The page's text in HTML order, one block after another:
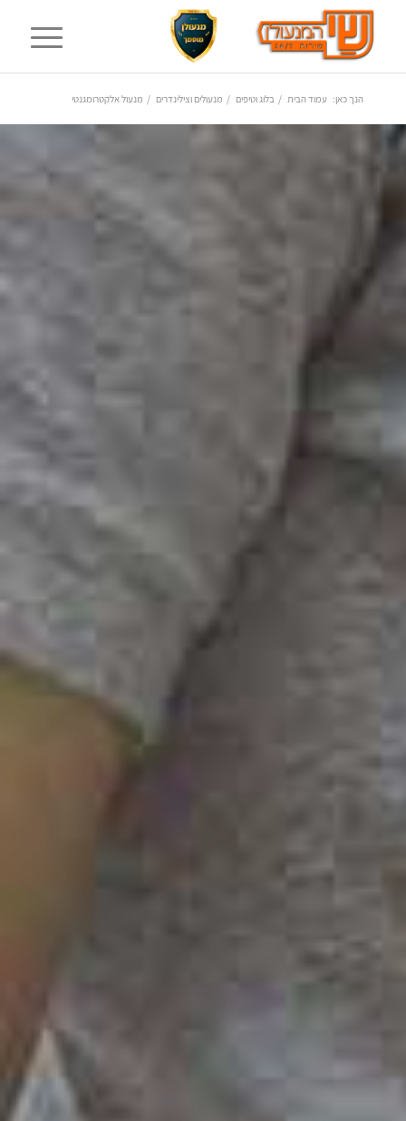
הנך כאן: עמוד הבית / בלוג וטיפים / מנעולים וצילינדרים / מנעול אלקטרומגנטי